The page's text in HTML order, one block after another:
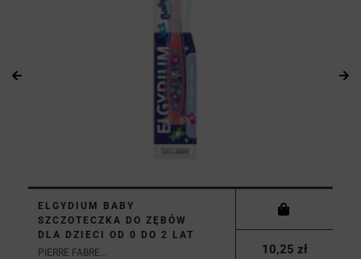
ELGYDIUM BABY
SZCZOTECZKA DO ZĘBÓW
DLA DZIECI OD 0 DO 2 LAT
PIERRE FABRE...
10,25 zł